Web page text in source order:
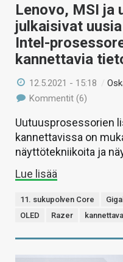
Lenovo, MSI ja
julkaisivat
Intel-
kannettavia
12.5.2021 - 15:18 /
Kommentit (6)
Uutuusprosessorien
kannettavissa on
näyttötekniikoita ja
Lue lisää
11. sukupolven Core
OLED
Razer